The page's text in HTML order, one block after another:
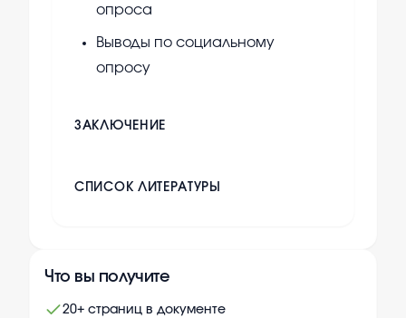
опроса
Выводы по социальному
опросу
ЗАКЛЮЧЕНИЕ
СПИСОК ЛИТЕРАТУРЫ
Что вы получите
20+ страниц в документе